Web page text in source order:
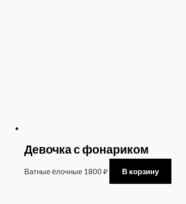
Девочка с фонариком
Ватные ёлочные 1800 ₽ В корзину